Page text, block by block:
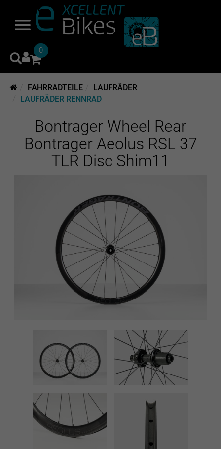
0
FAHRRADTEILE
LAUFRÄDER
LAUFRÄDER RENNRAD
Bontrager Wheel Rear
Bontrager Aeolus RSL 37
TLR Disc Shim11